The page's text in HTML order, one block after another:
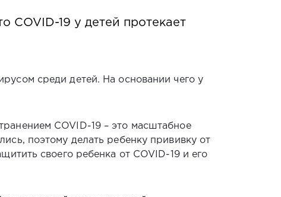
COVID-19 у детей протекает
среди детей. На основании чего у
COVID-19 – это масштабное
поэтому делать ребенку прививку от
своего ребенка от COVID-19 и его